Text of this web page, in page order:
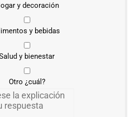
y decoración
y bebidas
y bienestar
Otro ¿cuál?